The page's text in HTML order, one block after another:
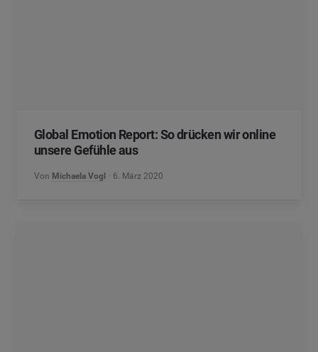
Global Emotion Report: So drücken wir online
unsere Gefühle aus
Von Michaela Vogl 6. März 2020